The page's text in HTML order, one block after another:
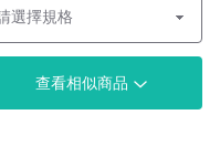
查看相似商品